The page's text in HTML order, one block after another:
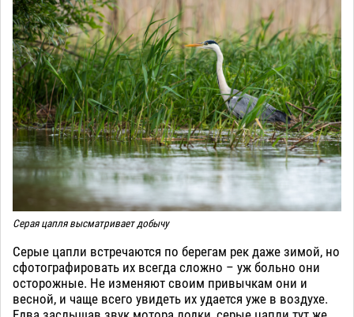
Серая цапля высматривает добычу
Серые цапли встречаются по берегам рек даже зимой, но
сфотографировать их всегда сложно – уж больно они
осторожные. Не изменяют своим привычкам они и
весной, и чаще всего увидеть их удается уже в воздухе.